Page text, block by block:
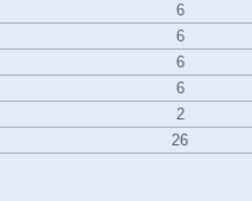
6
6
6
6
2
26